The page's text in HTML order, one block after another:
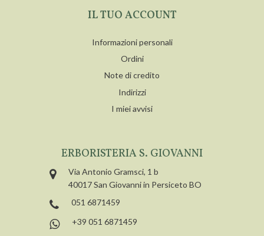
IL TUO ACCOUNT
Informazioni personali
Ordini
Note di credito
Indirizzi
I miei avvisi
ERBORISTERIA S. GIOVANNI
Via Antonio Gramsci, 1 b
40017 San Giovanni in Persiceto BO
051 6871459
+39 051 6871459